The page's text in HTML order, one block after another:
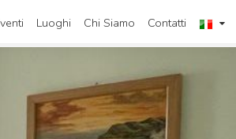
Luoghi Chi Siamo Contatti